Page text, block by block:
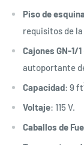
Piso de
requisitos de la
Cajones GN-1/1
autoportante
Capacidad: 9
Voltaje: 115 V.
Caballos de